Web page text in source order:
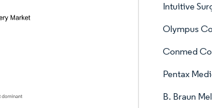
Intuitive
Olympus
Conmed
Pentax
B. Braun